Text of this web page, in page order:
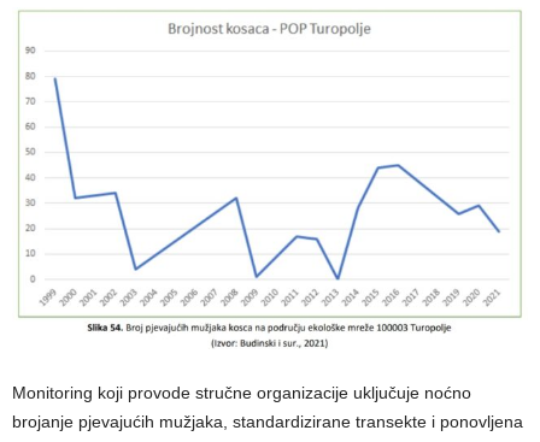
Monitoring koji provode stručne organizacije uključuje noćno
brojanje pjevajućih mužjaka, standardizirane transekte i ponovljena